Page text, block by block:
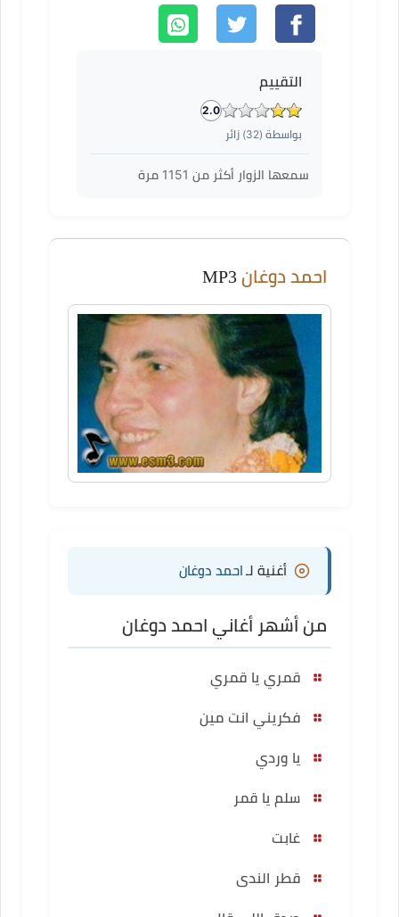
التقييم
2.0
بواسطة (32) زائر
سمعها الزوار أكثر من 1151 مرة
احمد دوغان
أغنية لـ احمد دوغان
من أشهر أغاني احمد دوغان
قمري يا قمري
فكريني انت مين
يا وردي
سلم يا قمر
غابت
قطر الندى